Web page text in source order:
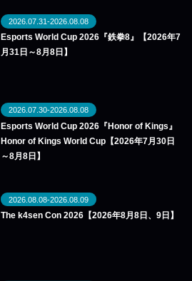
2026.07.31-2026.08.08
Esports World Cup 2026『鉄拳8』【2026年7
月31日～8月8日】
2026.07.30-2026.08.08
Esports World Cup 2026『Honor of Kings』
Honor of Kings World Cup【2026年7月30日
～8月8日】
2026.08.08-2026.08.09
The k4sen Con 2026【2026年8月8日、9日】